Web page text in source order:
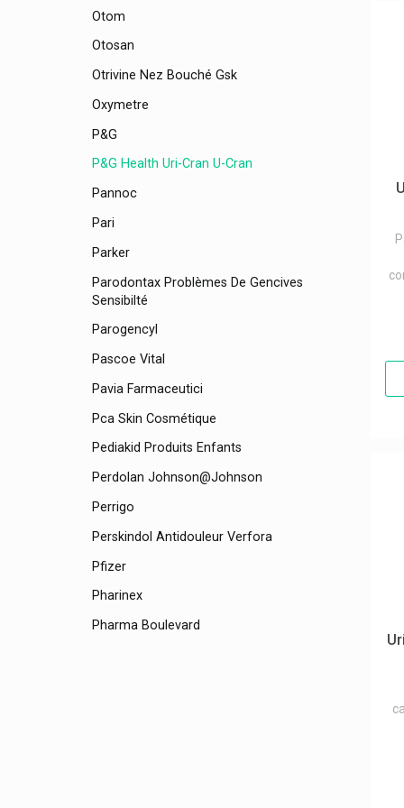
Otom
Otosan
Otrivine Nez Bouché Gsk
Oxymetre
P&g
P&g Health Uri-Cran U-Cran
Pannoc
Pari
Parker
Parodontax Problèmes De Gencives
Sensibilté
Parogencyl
Pascoe Vital
Pavia Farmaceutici
Pca Skin Cosmétique
Pediakid Produits Enfants
Perdolan Johnson@johnson
Perrigo
Perskindol Antidouleur Verfora
Pfizer
Pharinex
Pharma Boulevard